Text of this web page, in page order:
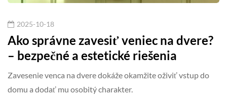
2025-10-18
Ako správne zavesiť veniec na dvere?
– bezpečné a estetické riešenia
Zavesenie venca na dvere dokáže okamžite oživiť vstup do
domu a dodať mu osobitý charakter.